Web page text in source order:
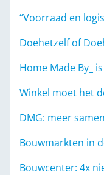
“Voorraad en
Doehetzelf of
Home Made By_
Winkel moet het
DMG: meer
Bouwmarkten in
Bouwcenter: 4x